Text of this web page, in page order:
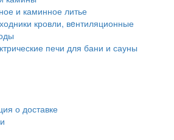
и каминное литье
кровли, вeнтиляционные
печи для бани и сауны
о доставке